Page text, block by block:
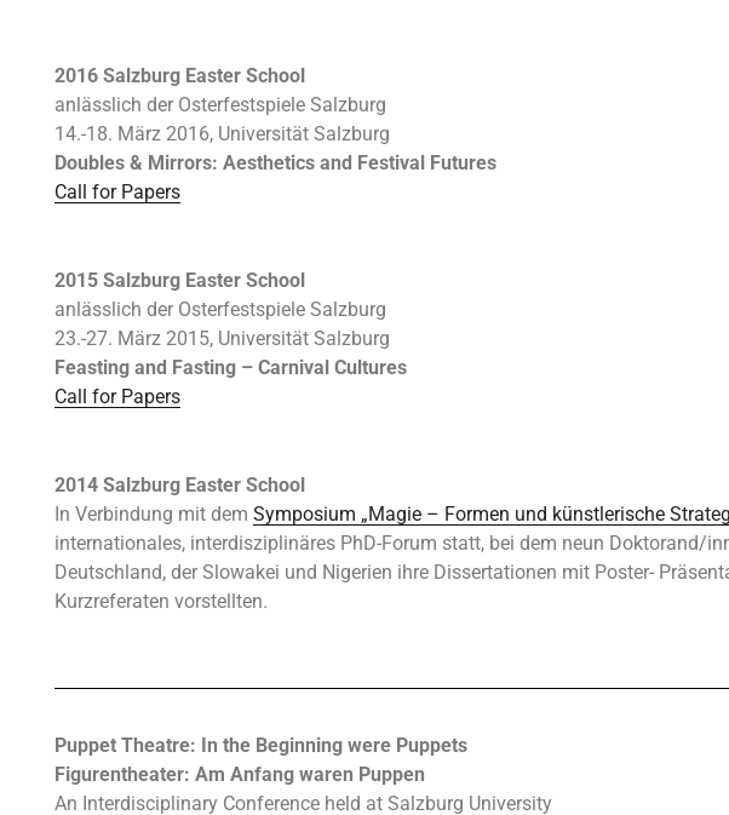
2016 Salzburg Easter School
anlässlich der Osterfestspiele Salzburg
14.-18. März 2016, Universität Salzburg
Doubles & Mirrors: Aesthetics and Festival Futures
Call for Papers
2015 Salzburg Easter School
anlässlich der Osterfestspiele Salzburg
23.-27. März 2015, Universität Salzburg
Feasting and Fasting – Carnival Cultures
Call for Papers
2014 Salzburg Easter School
In Verbindung mit dem Symposium „Magie – Formen und künstlerische
internationales, interdisziplinäres PhD-Forum statt, bei dem neun Doktorand/
Deutschland, der Slowakei und Nigerien ihre Dissertationen mit Poster-
Kurzreferaten vorstellten.
Puppet Theatre: In the Beginning were Puppets
Figurentheater: Am Anfang waren Puppen
An Interdisciplinary Conference held at Salzburg University